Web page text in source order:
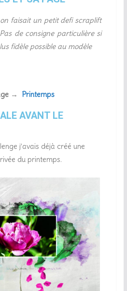
faisait un petit defi scraplift
as de consigne particulière si
fidèle possible au modèle
→ Printemps
AVANT LE
j’avais déjà créé une
du printemps.